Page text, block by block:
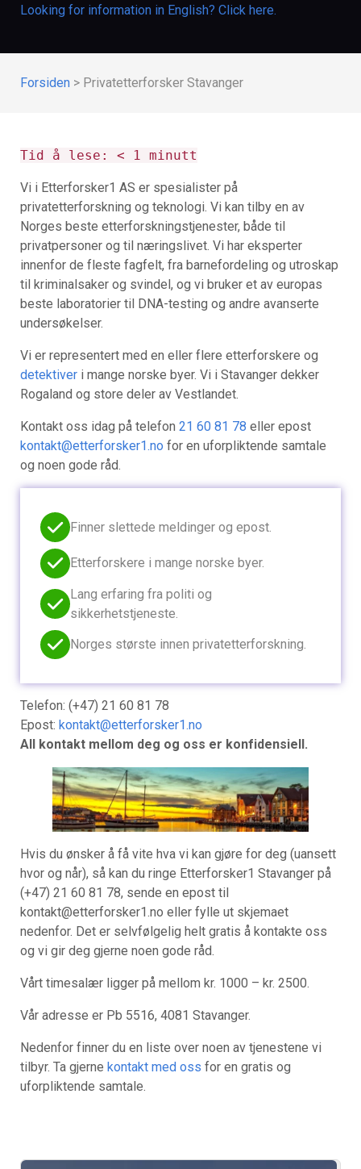
Looking for information in English? Click here.
Forsiden > Privatetterforsker Stavanger
Tid å lese: < 1 minutt
Vi i Etterforsker1 AS er spesialister på
privatetterforskning og teknologi. Vi kan tilby en av
Norges beste etterforskningstjenester, både til
privatpersoner og til næringslivet. Vi har eksperter
innenfor de fleste fagfelt, fra barnefordeling og utroskap
til kriminalsaker og svindel, og vi bruker et av europas
beste laboratorier til DNA-testing og andre avanserte
undersøkelser.
Vi er representert med en eller flere etterforskere og
detektiver i mange norske byer. Vi i Stavanger dekker
Rogaland og store deler av Vestlandet.
Kontakt oss idag på telefon 21 60 81 78 eller epost
kontakt@etterforsker1.no for en uforpliktende samtale
og noen gode råd.
Finner slettede meldinger og epost.
Etterforskere i mange norske byer.
Lang erfaring fra politi og
sikkerhetstjeneste.
Norges største innen privatetterforskning.
Telefon: (+47) 21 60 81 78
Epost: kontakt@etterforsker1.no
All kontakt mellom deg og oss er konfidensiell.
Hvis du ønsker å få vite hva vi kan gjøre for deg (uansett
hvor og når), så kan du ringe Etterforsker1 Stavanger på
(+47) 21 60 81 78, sende en epost til
kontakt@etterforsker1.no eller fylle ut skjemaet
nedenfor. Det er selvfølgelig helt gratis å kontakte oss
og vi gir deg gjerne noen gode råd.
Vårt timesalær ligger på mellom kr. 1000 – kr. 2500.
Vår adresse er Pb 5516, 4081 Stavanger.
Nedenfor finner du en liste over noen av tjenestene vi
tilbyr. Ta gjerne kontakt med oss for en gratis og
uforpliktende samtale.